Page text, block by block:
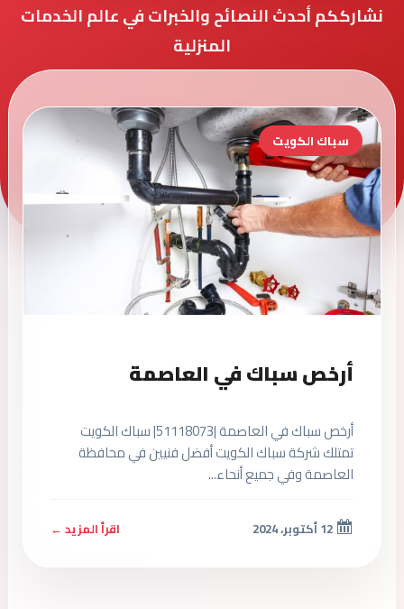
نشارككم أحدث النصائح والخبرات في عالم الخدمات
المنزلية
سباك الكويت
أرخص سباك في العاصمة
أرخص سباك في العاصمة |51118073| سباك الكويت
تمتلك شركة سباك الكويت أفضل فنيين في محافظة
العاصمة وفي جميع أنحاء...
اقرأ المزيد ←